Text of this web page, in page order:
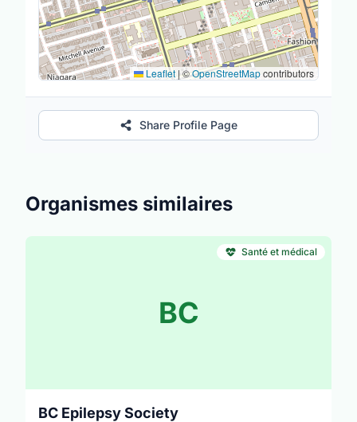
Leaflet |©OpenStreetMapcontributors
Share Profile Page
Organismes similaires
BC
Santé et médical
BC Epilepsy Society